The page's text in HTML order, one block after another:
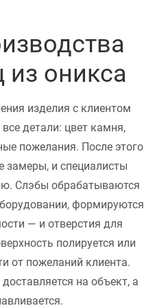
реализовать разные
слоистым
материала выглядят
с другими
подходят для помещений,
хай-тек.
изделия из
из оникса. Это
красивым видом
оникса
изделия с клиентом
детали: цвет камня,
пожелания. После этого
замеры, и специалисты
Слэбы обрабатываются
формируются
— и отверстия для
полируется или
от пожеланий клиента.
на объект, а